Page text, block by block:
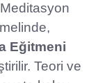
Meditasyon
Eğitmeni
Teori ve